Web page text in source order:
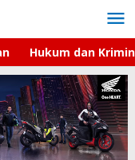
Hukum dan